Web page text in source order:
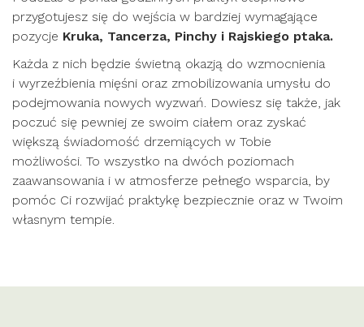
przygotujesz się do wejścia w bardziej wymagające
pozycje Kruka, Tancerza, Pinchy i Rajskiego ptaka.
Każda z nich będzie świetną okazją do wzmocnienia
i wyrzeźbienia mięśni oraz zmobilizowania umysłu do
podejmowania nowych wyzwań. Dowiesz się także, jak
poczuć się pewniej ze swoim ciałem oraz zyskać
większą świadomość drzemiących w Tobie
możliwości. To wszystko na dwóch poziomach
zaawansowania i w atmosferze pełnego wsparcia, by
pomóc Ci rozwijać praktykę bezpiecznie oraz w Twoim
własnym tempie.